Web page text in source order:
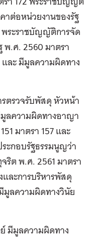
าต่อหน่วยงานของรัฐ
พระราชบัญญัติการจัด
พ.ศ. 2560 มาตรา
ละ มีมูลความผิดทาง
ตรวจรับพัสดุ หัวหน้า
ลความผิดทางอาญา
มาตรา 157 และ
ะกอบรัฐธรรมนูญว่า
ริต พ.ศ. 2561 มาตรา
ละการบริหารพัสดุ
มูลความผิดทางวินัย
มีมูลความผิดทาง